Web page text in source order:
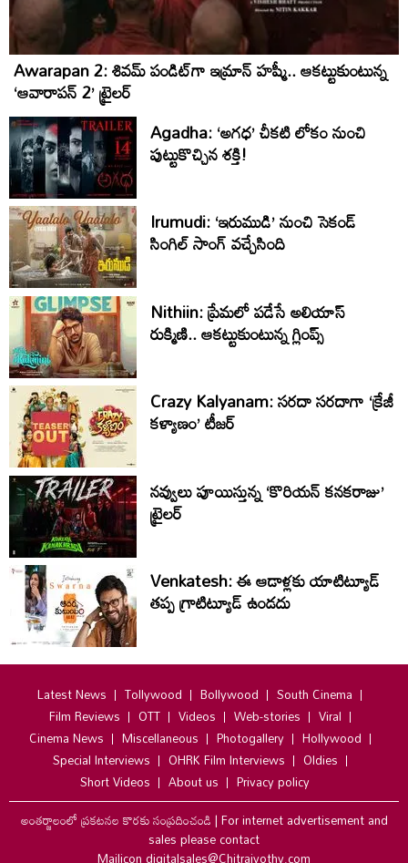
Awarapan 2: శివమ్ పండిట్‌గా ఇమ్రాన్ హష్మీ.. ఆకట్టుకుంటున్న
‘ఆవారాపన్ 2’ ట్రైలర్
Agadha: ‘అగధ’ చీకటి లోకం నుంచి
పుట్టుకొచ్చిన శక్తి!
Irumudi: ‘ఇరుముడి’ నుంచి సెకండ్
సింగిల్ సాంగ్ వచ్చేసింది
Nithiin: ప్రేమలో పడేసే అలియాస్
రుక్మిణి.. ఆకట్టుకుంటున్న గ్లింప్స్‌
Crazy Kalyanam: సరదా సరదాగా ‘క్రేజీ
కళ్యాణం’ టీజర్
నవ్వులు పూయిస్తున్న ‘కొరియన్ కనకరాజు’
ట్రైలర్
Venkatesh: ఈ ఆడాళ్లకు యాటిట్యూడ్
తప్ప గ్రాటిట్యూడ్ ఉండదు
Latest News Tollywood Bollywood
South Cinema
Film Reviews
OTT Videos Web-stories
Viral
Cinema News
Miscellaneous Photogallery
Hollywood
Special Interviews
OHRK Film Interviews
Oldies
Short Videos
About us
Privacy policy
అంతర్జాలంలో ప్రకటనల కొరకు సంప్రదించండి|For internet advertisement and
sales please contact